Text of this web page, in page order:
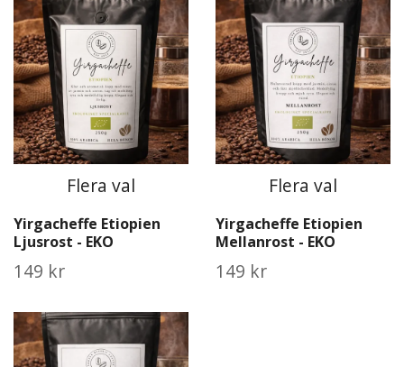
Flera val
Yirgacheffe Etiopien
Ljusrost - EKO
149 kr
Flera val
Yirgacheffe Etiopien
Mellanrost - EKO
149 kr